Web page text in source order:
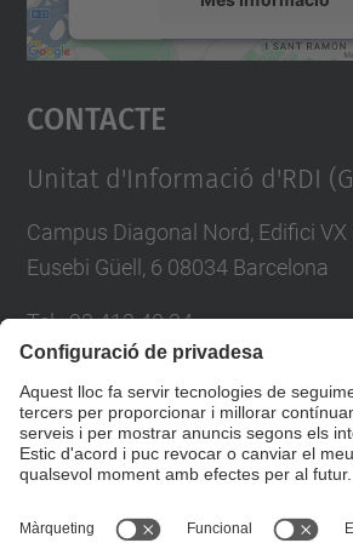
Accepta
powered by
Contacte
Unitat d'Informació d'RDI
Campus Diagonal Nord, Edifici VX
Eusebi Güell, 6 08034 Barcelona
Tel.:93 413 40 34
Directori UPC
Formulari de contacte